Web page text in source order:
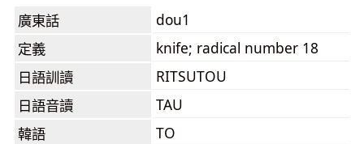
廣東話
dou1
定義
knife; radical number 18
日語訓讀
RITSUTOU
日語音讀
TAU
韓語
TO